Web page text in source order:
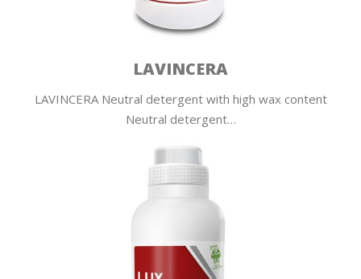
LAVINCERA
LAVINCERA Neutral detergent with high wax content
Neutral detergent…